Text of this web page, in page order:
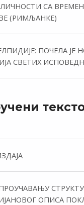
СА
(РИМЉАНКЕ)
ПОЧЕЛА ЈЕ
СВЕТИХ
ОПИСА